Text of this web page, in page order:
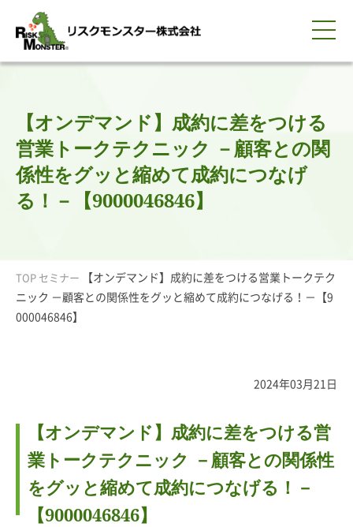
0120-259-440
会員ログイン
簡体中文
ENGLISH
【オンデマンド】成約に差をつける
営業トークテクニック －顧客との関
係性をグッと縮めて成約につなげ
る！－【9000046846】
TOP セミナー
【オンデマンド】成約に差をつける営業トークテク
ニック －顧客との関係性をグッと縮めて成約につなげる！－【9
000046846】
2024年03月21日
【オンデマンド】成約に差をつける営
業トークテクニック －顧客との関係性
をグッと縮めて成約につなげる！－
【9000046846】